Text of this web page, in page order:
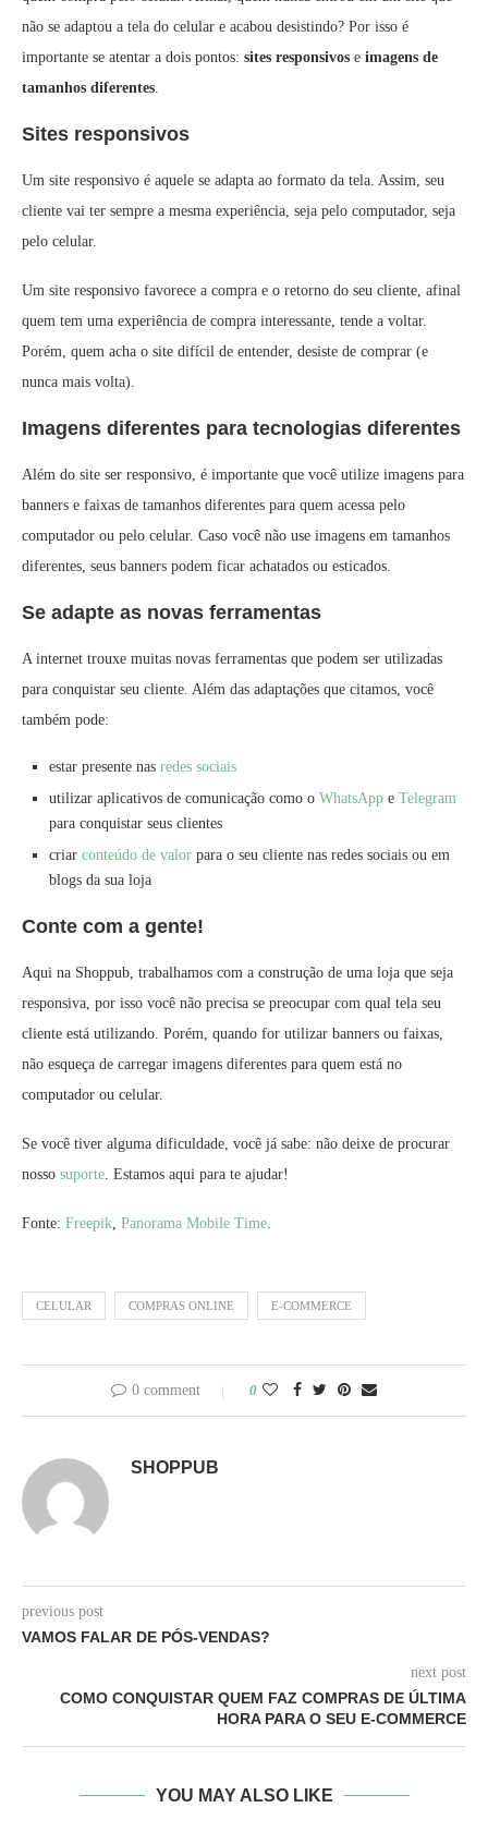
não se adaptou a tela do celular e acabou desistindo? Por isso é
importante se atentar a dois pontos: sites responsivos e imagens de
tamanhos diferentes.
Sites responsivos
Um site responsivo é aquele se adapta ao formato da tela. Assim, seu
cliente vai ter sempre a mesma experiência, seja pelo computador, seja
pelo celular.
Um site responsivo favorece a compra e o retorno do seu cliente, afinal
quem tem uma experiência de compra interessante, tende a voltar.
Porém, quem acha o site difícil de entender, desiste de comprar (e
nunca mais volta).
Imagens diferentes para tecnologias diferentes
Além do site ser responsivo, é importante que você utilize imagens para
banners e faixas de tamanhos diferentes para quem acessa pelo
computador ou pelo celular. Caso você não use imagens em tamanhos
diferentes, seus banners podem ficar achatados ou esticados.
Se adapte as novas ferramentas
A internet trouxe muitas novas ferramentas que podem ser utilizadas
para conquistar seu cliente. Além das adaptações que citamos, você
também pode:
estar presente nas redes sociais
utilizar aplicativos de comunicação como o WhatsApp e Telegram
para conquistar seus clientes
criar conteúdo de valor para o seu cliente nas redes sociais ou em
blogs da sua loja
Conte com a gente!
Aqui na Shoppub, trabalhamos com a construção de uma loja que seja
responsiva, por isso você não precisa se preocupar com qual tela seu
cliente está utilizando. Porém, quando for utilizar banners ou faixas,
não esqueça de carregar imagens diferentes para quem está no
computador ou celular.
Se você tiver alguma dificuldade, você já sabe: não deixe de procurar
nosso suporte. Estamos aqui para te ajudar!
Fonte: Freepik, Panorama Mobile Time.
CELULAR COMPRAS ONLINE E-COMMERCE
0 comment 0
SHOPPUB
previous post
VAMOS FALAR DE PÓS-VENDAS?
next post
COMO CONQUISTAR QUEM FAZ COMPRAS DE ÚLTIMA
HORA PARA O SEU E-COMMERCE
YOU MAY ALSO LIKE